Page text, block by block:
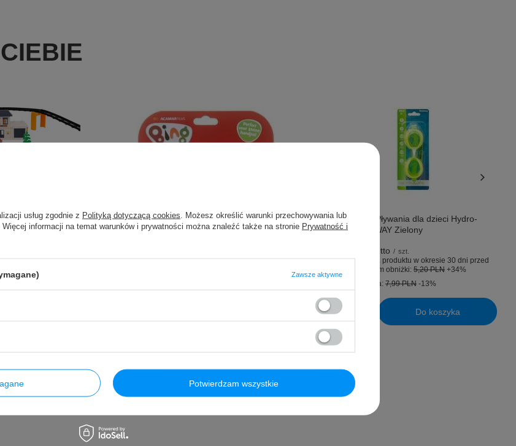
Części
-20%
Okularki do Pływania dla dzieci Hydro-
Swim BESTWAY Zielony
brutto / szt.
Najniższa cena produktu w okresie 30 dni przed
wprowadzeniem obniżki: 5,20 PLN +34%
Cena regularna: 7,99 PLN -13%
Ilość produktów Do koszyka
usług zgodnie z Polityką dotyczącą cookies . Możesz określić warunki przechowywania lub
informacji na temat warunków i prywatności można znaleźć także na stronie Prywatność i
Zawsze aktywne
Potwierdzam wszystkie